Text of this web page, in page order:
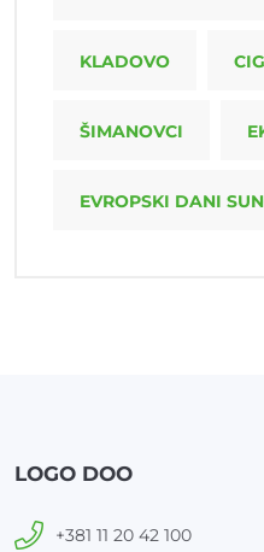
KLADOVO
ŠIMANOVCI
EVROPSKI DANI
LOGO DOO
+381 11 20 42 100